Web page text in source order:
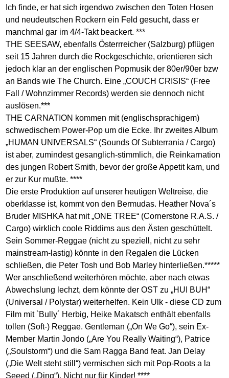
Ich finde, er hat sich irgendwo zwischen den Toten Hosen
und neudeutschen Rockern ein Feld gesucht, dass er
manchmal gar im 4/4-Takt beackert. ***
THE SEESAW, ebenfalls Österrreicher (Salzburg) pflügen
seit 15 Jahren durch die Rockgeschichte, orientieren sich
jedoch klar an der englischen Popmusik der 80er/90er bzw
an Bands wie The Church. Eine „COUCH CRISIS“ (Free
Fall / Wohnzimmer Records) werden sie dennoch nicht
auslösen.***
THE CARNATION kommen mit (englischsprachigem)
schwedischem Power-Pop um die Ecke. Ihr zweites Album
„HUMAN UNIVERSALS“ (Sounds Of Subterrania / Cargo)
ist aber, zumindest gesanglich-stimmlich, die Reinkarnation
des jungen Robert Smith, bevor der große Appetit kam, und
er zur Kur mußte. ****
Die erste Produktion auf unserer heutigen Weltreise, die
oberklasse ist, kommt von den Bermudas. Heather Nova´s
Bruder MISHKA hat mit „ONE TREE“ (Cornerstone R.A.S. /
Cargo) wirklich coole Riddims aus den Ästen geschüttelt.
Sein Sommer-Reggae (nicht zu speziell, nicht zu sehr
mainstream-lastig) könnte in den Regalen die Lücken
schließen, die Peter Tosh und Bob Marley hinterließen.*****
Wer anschließend weiterhören möchte, aber nach etwas
Abwechslung lechzt, dem könnte der OST zu „HUI BUH“
(Universal / Polystar) weiterhelfen. Kein Ulk - diese CD zum
Film mit `Bully´ Herbig, Heike Makatsch enthält ebenfalls
tollen (Soft-) Reggae. Gentleman („On We Go“), sein Ex-
Member Martin Jondo („Are You Really Waiting“), Patrice
(„Soulstorm“) und die Sam Ragga Band feat. Jan Delay
(„Die Welt steht still“) vermischen sich mit Pop-Roots a la
Seeed („Ding“). Nicht nur für Kinder! ****